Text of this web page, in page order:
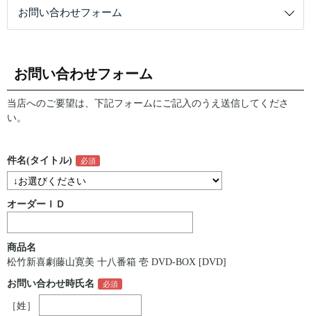
お問い合わせフォーム
お問い合わせフォーム
当店へのご要望は、下記フォームにご記入のうえ送信してくださ
い。
件名(タイトル)
オーダーＩＤ
商品名
松竹新喜劇藤山寛美 十八番箱 壱 DVD-BOX [DVD]
お問い合わせ時氏名
［姓］